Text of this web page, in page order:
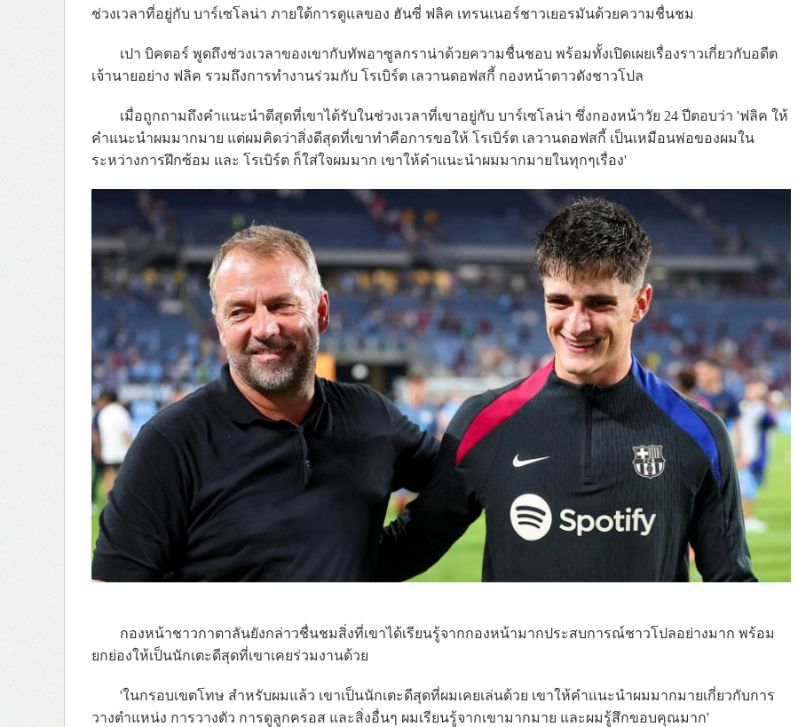
ช่วงเวลาที่อยู่กับ บาร์เซโลน่า ภายใต้การดูแลของ ฮันซี่ ฟลิค เทรนเนอร์ชาวเยอรมันด้วยความชื่นชม
เปา บิคตอร์ พูดถึงช่วงเวลาของเขากับทัพอาซูลกราน่าด้วยความชื่นชอบ พร้อมทั้งเปิดเผยเรื่องราวเกี่ยวกับอดีต
เจ้านายอย่าง ฟลิค รวมถึงการทำงานร่วมกับ โรเบิร์ต เลวานดอฟสกี้ กองหน้าดาวดังชาวโปล
เมื่อถูกถามถึงคำแนะนำดีสุดที่เขาได้รับในช่วงเวลาที่เขาอยู่กับ บาร์เซโลน่า ซึ่งกองหน้าวัย 24 ปีตอบว่า 'ฟลิค ให้
คำแนะนำผมมากมาย แต่ผมคิดว่าสิ่งดีสุดที่เขาทำคือการขอให้ โรเบิร์ต เลวานดอฟสกี้ เป็นเหมือนพ่อของผมใน
ระหว่างการฝึกซ้อม และ โรเบิร์ต ก็ใส่ใจผมมาก เขาให้คำแนะนำผมมากมายในทุกๆเรื่อง'
กองหน้าชาวกาตาลันยังกล่าวชื่นชมสิ่งที่เขาได้เรียนรู้จากกองหน้ามากประสบการณ์ชาวโปลอย่างมาก พร้อม
ยกย่องให้เป็นนักเตะดีสุดที่เขาเคยร่วมงานด้วย
'ในกรอบเขตโทษ สำหรับผมแล้ว เขาเป็นนักเตะดีสุดที่ผมเคยเล่นด้วย เขาให้คำแนะนำผมมากมายเกี่ยวกับการ
วางตำแหน่ง การวางตัว การดูลูกครอส และสิ่งอื่นๆ ผมเรียนรู้จากเขามากมาย และผมรู้สึกขอบคุณมาก'